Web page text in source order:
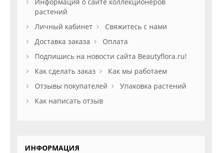
растений
Личный кабинет
Свяжитесь с нами
Доставка заказа
Оплата
Подпишись на новости сайта Beautyflora.ru!
Как сделать заказ
Как мы работаем
Отзывы покупателей
Упаковка растений
Как написать отзыв
ИНФОРМАЦИЯ